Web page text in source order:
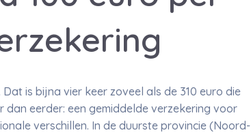
is bijna vier keer zoveel als de 310 euro die
eerder: een gemiddelde verzekering voor
verschillen. In de duurste provincie (Noord-